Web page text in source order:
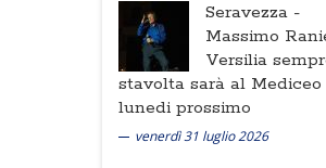
Seravezza -
Massimo
Versilia
stavolta sarà al Mediceo
lunedi prossimo
venerdì 31 luglio 2026